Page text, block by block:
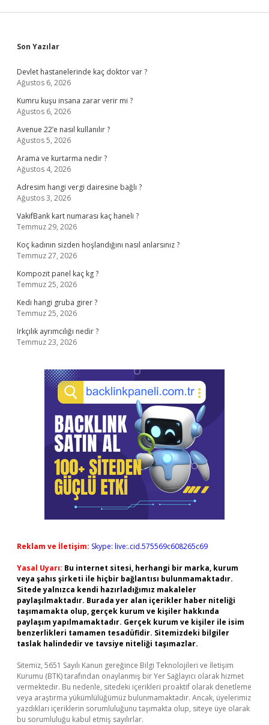
Sidebar
Son Yazılar
Devlet hastanelerinde kaç doktor var ?
Ağustos 6, 2026
Kumru kuşu insana zarar verir mi ?
Ağustos 6, 2026
Avenue 22’e nasıl kullanılır ?
Ağustos 5, 2026
Arama ve kurtarma nedir ?
Ağustos 4, 2026
Adresim hangi vergi dairesine bağlı ?
Ağustos 3, 2026
VakıfBank kart numarası kaç haneli ?
Temmuz 29, 2026
Koç kadının sizden hoşlandığını nasıl anlarsınız ?
Temmuz 27, 2026
Kompozit panel kaç kg ?
Temmuz 25, 2026
Kedi hangi gruba girer ?
Temmuz 25, 2026
Irkçılık ayrımcılığı nedir ?
Temmuz 23, 2026
Reklam ve İletişim: Skype: live:.cid.575569c608265c69
Yasal Uyarı: Bu internet sitesi, herhangi bir marka, kurum
veya şahıs şirketi ile hiçbir bağlantısı bulunmamaktadır.
Sitede yalnızca kendi hazırladığımız makaleler
paylaşılmaktadır. Burada yer alan içerikler haber niteliği
taşımamakta olup, gerçek kurum ve kişiler hakkında
paylaşım yapılmamaktadır. Gerçek kurum ve kişiler ile isim
benzerlikleri tamamen tesadüfidir. Sitemizdeki bilgiler
taslak halindedir ve tavsiye niteliği taşımazlar.
Sitemiz, 5651 Sayılı Kanun gereğince Bilgi Teknolojileri ve İletişim
Kurumu (BTK) tarafından onaylanmış bir Yer Sağlayıcı olarak hizmet
vermektedir. Bu nedenle, sitedeki içerikleri proaktif olarak denetleme
veya araştırma yükümlülüğümüz bulunmamaktadır. Ancak, üyelerimiz
yazdıkları içeriklerin sorumluluğunu taşımakta olup, siteye üye olarak
bu sorumluluğu kabul etmiş sayılırlar.